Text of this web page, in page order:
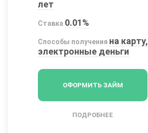
лет
Ставка 0.01%
Способы получения на карту,
электронные деньги
ОФОРМИТЬ ЗАЙМ
ПОДРОБНЕЕ